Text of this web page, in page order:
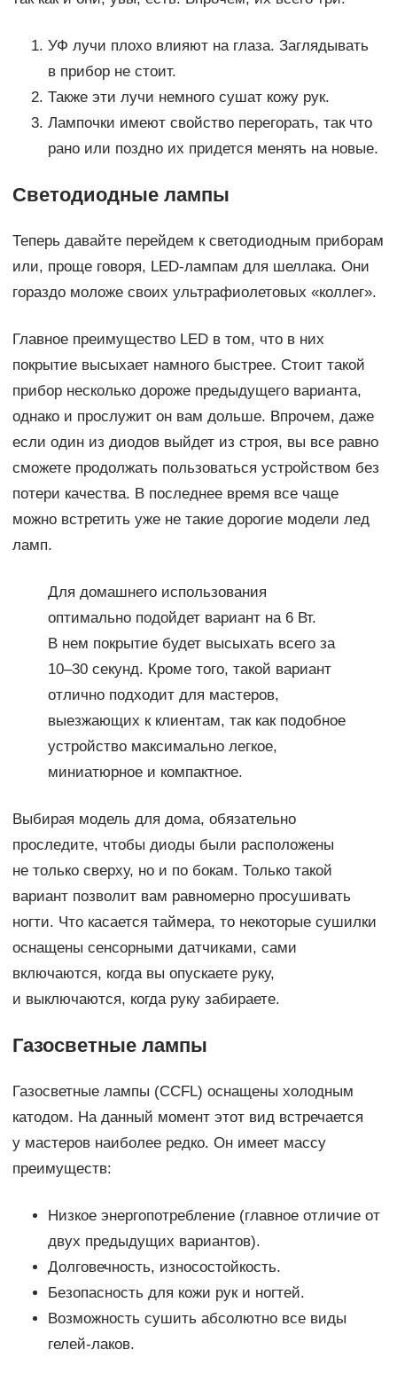
УФ лучи плохо влияют на глаза. Заглядывать
в прибор не стоит.
Также эти лучи немного сушат кожу рук.
Лампочки имеют свойство перегорать, так что
рано или поздно их придется менять на новые.
Светодиодные лампы
Теперь давайте перейдем к светодиодным приборам
или, проще говоря, LED-лампам для шеллака. Они
гораздо моложе своих ультрафиолетовых «коллег».
Главное преимущество LED в том, что в них
покрытие высыхает намного быстрее. Стоит такой
прибор несколько дороже предыдущего варианта,
однако и прослужит он вам дольше. Впрочем, даже
если один из диодов выйдет из строя, вы все равно
сможете продолжать пользоваться устройством без
потери качества. В последнее время все чаще
можно встретить уже не такие дорогие модели лед
ламп.
Для домашнего использования
оптимально подойдет вариант на 6 Вт.
В нем покрытие будет высыхать всего за
10–30 секунд. Кроме того, такой вариант
отлично подходит для мастеров,
выезжающих к клиентам, так как подобное
устройство максимально легкое,
миниатюрное и компактное.
Выбирая модель для дома, обязательно
проследите, чтобы диоды были расположены
не только сверху, но и по бокам. Только такой
вариант позволит вам равномерно просушивать
ногти. Что касается таймера, то некоторые сушилки
оснащены сенсорными датчиками, сами
включаются, когда вы опускаете руку,
и выключаются, когда руку забираете.
Газосветные лампы
Газосветные лампы (CCFL) оснащены холодным
катодом. На данный момент этот вид встречается
у мастеров наиболее редко. Он имеет массу
преимуществ:
Низкое энергопотребление (главное отличие от
двух предыдущих вариантов).
Долговечность, износостойкость.
Безопасность для кожи рук и ногтей.
Возможность сушить абсолютно все виды
гелей-лаков.